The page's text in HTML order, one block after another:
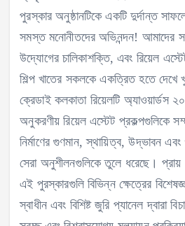
পুরস্কার অনুষ্ঠানটিকে একটি দুর্দান্ত
সমস্ত মনোনীতদের অভিনন্দন! আমাদের
উদ্যোগের চালিকাশক্তি, এবং রিয়েল
শিল্প খাতের সকলকে একত্রিত হতে দেখে
ক্রেডাই কলকাতা রিয়েলটি অ্যাওয়ার্ডস
অনুকরণীয় রিয়েল এস্টেট প্রকল্পগুলিকে
নির্মাণের গুণমান, স্থায়িত্ব, উদ্ভাবন
সেরা অনুশীলনগুলিকে তুলে ধরেছে।
এই পুরস্কারগুলি বিভিন্ন ক্ষেত্রের
স্বাধীন এবং বিশিষ্ট জুরি প্যানেল দ্বারা